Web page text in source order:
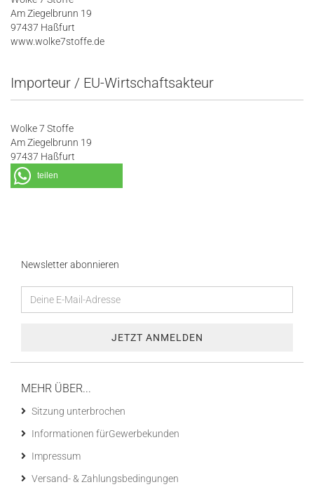
Am Ziegelbrunn 19
97437 Haßfurt
www.wolke7stoffe.de
Importeur / EU-Wirtschaftsakteur
Wolke 7 Stoffe
Am Ziegelbrunn 19
97437 Haßfurt
teilen
Newsletter abonnieren
MEHR ÜBER...
Sitzung unterbrochen
Informationen fürGewerbekunden
Impressum
Versand- & Zahlungsbedingungen